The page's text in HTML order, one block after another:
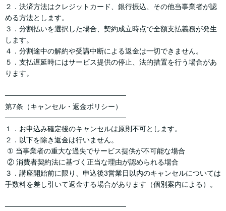
２．決済方法はクレジットカード、銀行振込、その他当事業者が認
める方法とします。
３．分割払いを選択した場合、契約成立時点で全額支払義務が発生
します。
４．分割途中の解約や受講中断による返金は一切できません。
５．支払遅延時にはサービス提供の停止、法的措置を行う場合があ
ります。
────────────────────────
第7条（キャンセル・返金ポリシー）
────────────────────────
１．お申込み確定後のキャンセルは原則不可とします。
２．以下を除き返金は行いません。
① 当事業者の重大な過失でサービス提供が不可能な場合
② 消費者契約法に基づく正当な理由が認められる場合
３．講座開始前に限り、申込後3営業日以内のキャンセルについては
手数料を差し引いて返金する場合があります（個別案内による）。
────────────────────────